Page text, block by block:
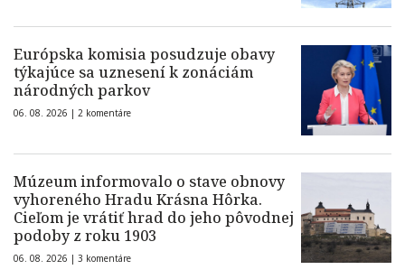
Európska komisia posudzuje obavy
týkajúce sa uznesení k zonáciám
národných parkov
06. 08. 2026 | 2 komentáre
Múzeum informovalo o stave obnovy
vyhoreného Hradu Krásna Hôrka.
Cieľom je vrátiť hrad do jeho pôvodnej
podoby z roku 1903
06. 08. 2026 | 3 komentáre